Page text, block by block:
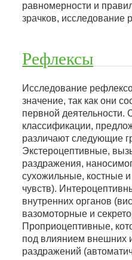
равномерности и
зрачков, исследование
Рефлексы
Исследование
значение, так как они
первной деятельности.
классификации,
различают следующие
Экстероцептивные,
раздражения,
сухожильные, костные
чувств).
внутренних органов
вазомоторные и
Проприоцептивные,
под влиянием внешних
раздражений